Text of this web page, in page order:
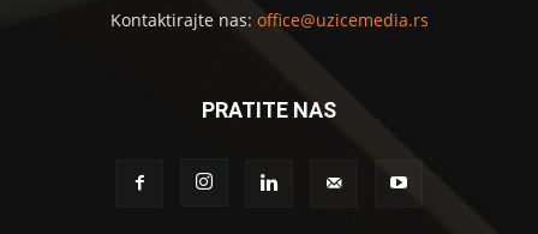
Kontaktirajte nas: office@uzicemedia.rs
PRATITE NAS